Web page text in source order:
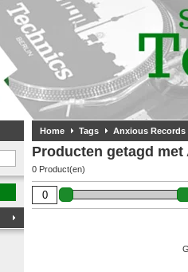
Home Tags Anxious Records
Producten getagd
0 Product(en)